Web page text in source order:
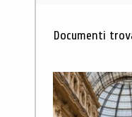
Documenti